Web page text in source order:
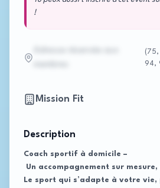
!
(
94,
Mission Fit
Description
Coach sportif à domicile –
Un accompagnement sur mesure,
Le sport qui s’adapte à votre vie,